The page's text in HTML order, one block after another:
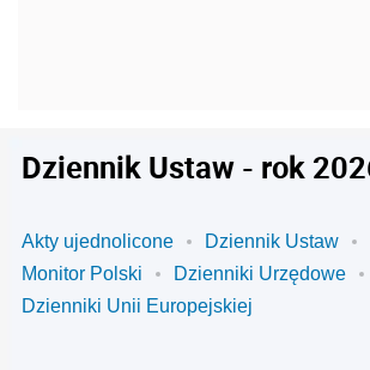
Dziennik Ustaw - rok
Akty ujednolicone
Dziennik Ustaw
Monitor Polski
Dzienniki Urzędowe
Dzienniki Unii Europejskiej